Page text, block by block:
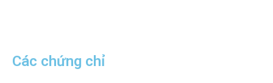
Các chứng chỉ